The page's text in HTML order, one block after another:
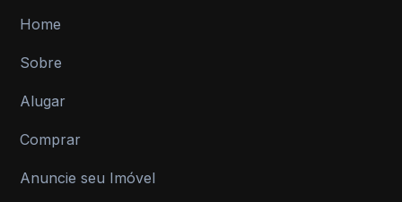
Home
Sobre
Alugar
Comprar
Anuncie seu Imóvel